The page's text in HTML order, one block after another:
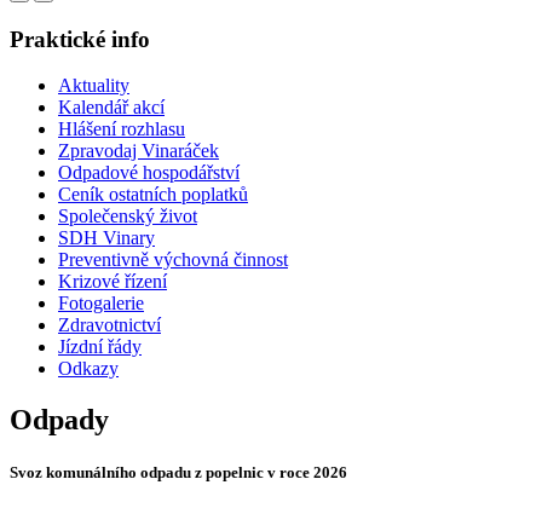
Praktické info
Aktuality
Kalendář akcí
Hlášení rozhlasu
Zpravodaj Vinaráček
Odpadové hospodářství
Ceník ostatních poplatků
Společenský život
SDH Vinary
Preventivně výchovná činnost
Krizové řízení
Fotogalerie
Zdravotnictví
Jízdní řády
Odkazy
Odpady
Svoz komunálního odpadu z popelnic v roce 2026